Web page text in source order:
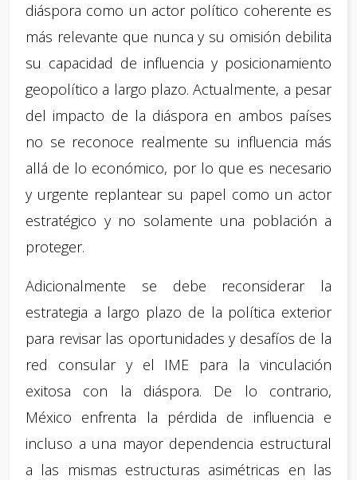
diáspora como un actor político coherente es
más relevante que nunca y su omisión debilita
su capacidad de influencia y posicionamiento
geopolítico a largo plazo. Actualmente, a pesar
del impacto de la diáspora en ambos países
no se reconoce realmente su influencia más
allá de lo económico, por lo que es necesario
y urgente replantear su papel como un actor
estratégico y no solamente una población a
proteger.
Adicionalmente se debe reconsiderar la
estrategia a largo plazo de la política exterior
para revisar las oportunidades y desafíos de la
red consular y el IME para la vinculación
exitosa con la diáspora. De lo contrario,
México enfrenta la pérdida de influencia e
incluso a una mayor dependencia estructural
a las mismas estructuras asimétricas en las